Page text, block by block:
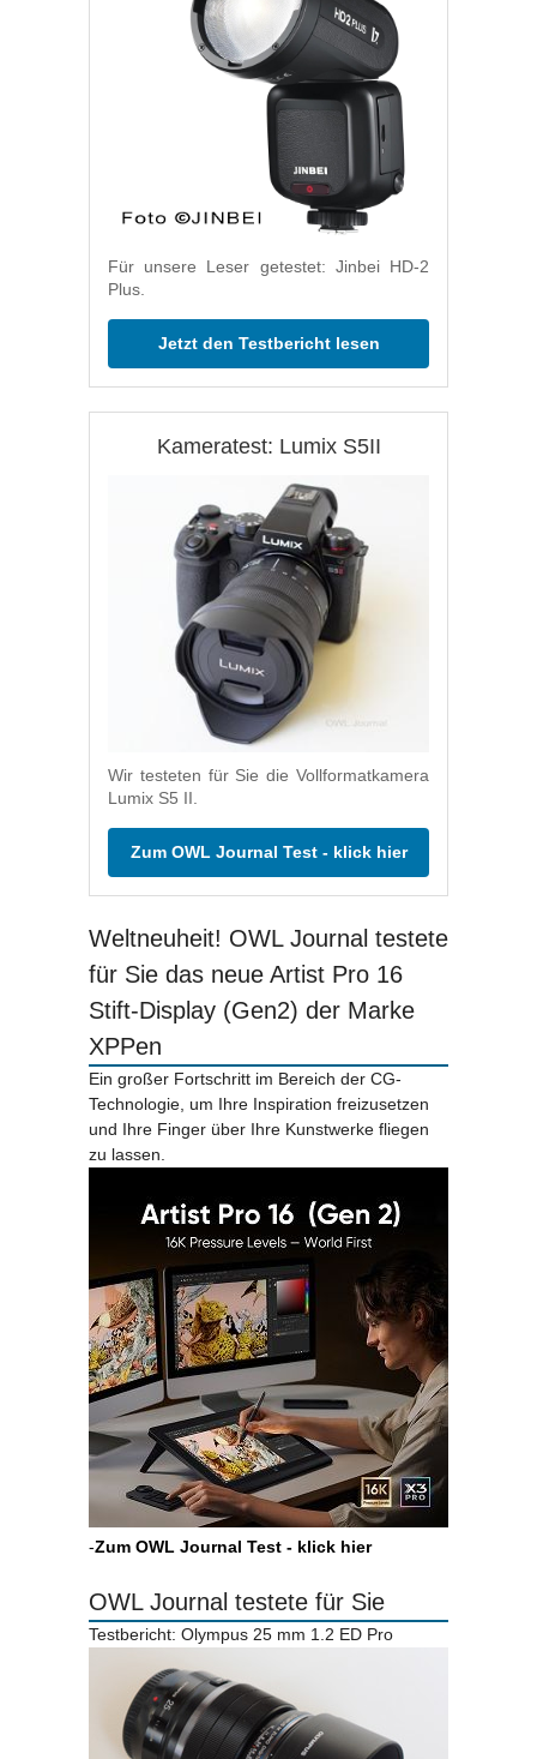
Für unsere Leser getestet: Jinbei HD-2
Plus.
Jetzt den Testbericht lesen
Kameratest: Lumix S5II
Wir testeten für Sie die Vollformatkamera
Lumix S5 II.
Zum OWL Journal Test - klick hier
Weltneuheit! OWL Journal testete
für Sie das neue Artist Pro 16
Stift-Display (Gen2) der Marke
XPPen
Ein großer Fortschritt im Bereich der CG-
Technologie, um Ihre Inspiration freizusetzen
und Ihre Finger über Ihre Kunstwerke fliegen
zu lassen.
-Zum OWL Journal Test - klick hier
OWL Journal testete für Sie
Testbericht: Olympus 25 mm 1.2 ED Pro